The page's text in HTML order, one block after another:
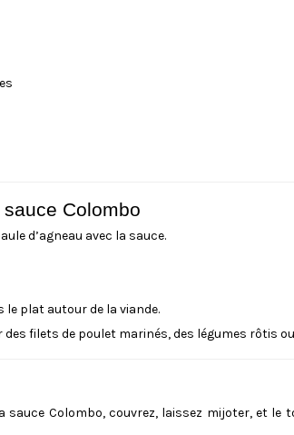
Colombo
d’agneau avec la sauce.
le plat autour de la viande.
filets de poulet marinés, des légumes rôtis
sauce Colombo, couvrez, laissez mijoter, et